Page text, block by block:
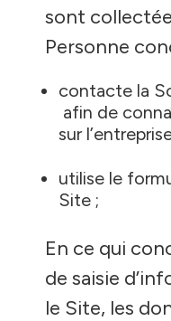
sont
Personne
contacte la
afin de
sur
utilise le
Site ;
En ce qui
de saisie
le Site, les